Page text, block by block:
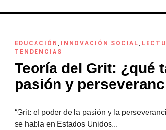
EDUCACIÓN , INNOVACIÓN SOCIAL,
TENDENCIAS
Teoría del Grit: ¿qué
pasión y
“Grit: el poder de la pasión y la
se habla en Estados Unidos...